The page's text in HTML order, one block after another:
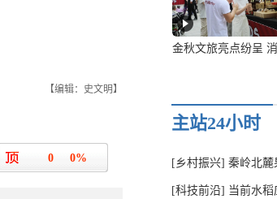
【编辑：史文明】
0 0%
金秋文旅亮点纷呈 消费新场景激发经济强劲动能
探索如梦如幻的“万年冰洞”
主站24小时
[乡村振兴] 秦岭北麓果
[科技前沿] 当前水